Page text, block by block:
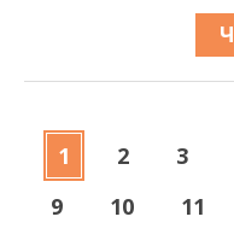
1 2 3
9
10 11